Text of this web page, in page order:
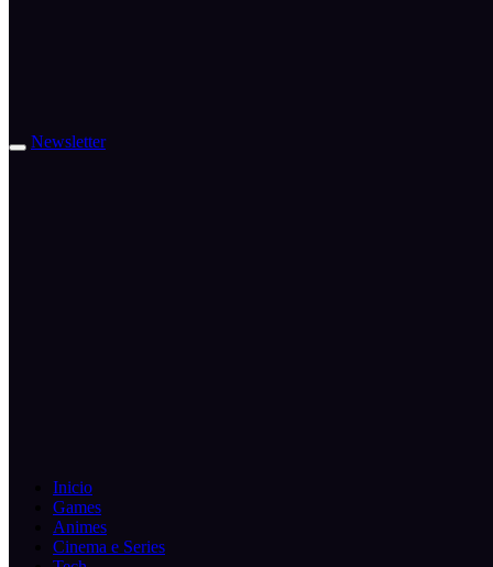
Newsletter
Inicio
Games
Animes
Cinema e Series